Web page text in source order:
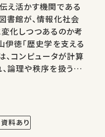
え活かす機関である
書館が、情報化社会
化しつつあるのか考
伊徳「歴史学を支える
、コンピュータが計算
論理や秩序を扱う道
」では、来館者サービ
ド、映像ガ…
資料あり